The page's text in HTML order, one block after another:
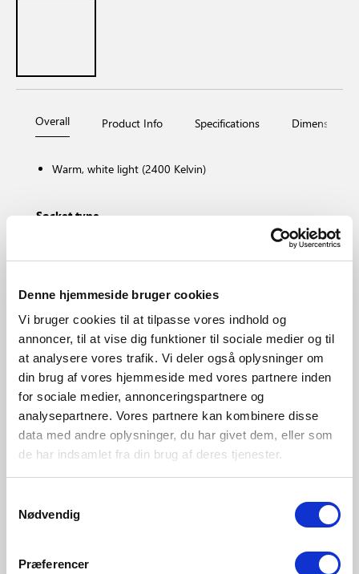
Denne hjemmeside bruger cookies
Vi bruger cookies til at tilpasse vores indhold og
annoncer, til at vise dig funktioner til sociale medier og til
at analysere vores trafik. Vi deler også oplysninger om
din brug af vores hjemmeside med vores partnere inden
for sociale medier, annonceringspartnere og
analysepartnere. Vores partnere kan kombinere disse
data med andre oplysninger, du har givet dem, eller som
de har indsamlet fra din brug af deres tjenester.
Nødvendig
Præferencer
Overall Product Info Specifications Dimensions
Warm, white light (2400 Kelvin)
Socket type
Colour temperature (Kelvin)
Brightness of light (Lumen)
215.0
Area
Various (depends on placement)
Primary material
Plastic
5182003321
5182014121